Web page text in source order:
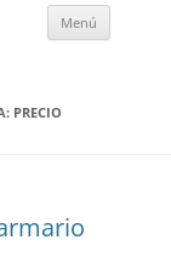
Menú
PRECIO